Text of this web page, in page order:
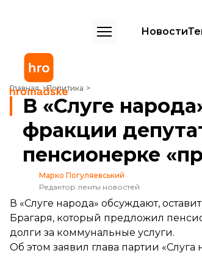
Новости
Главная Политика
В «Слуге народа» обсуждают, оставлять ли во
В «Слуге
фракции
пенсионерке
Марко Погуляевський
Редактор ленты новостей
В «Слуге народа» обсуждают,
Брагаря, который предложил
долги за коммунальные услуги.
Об этом заявил глава партии